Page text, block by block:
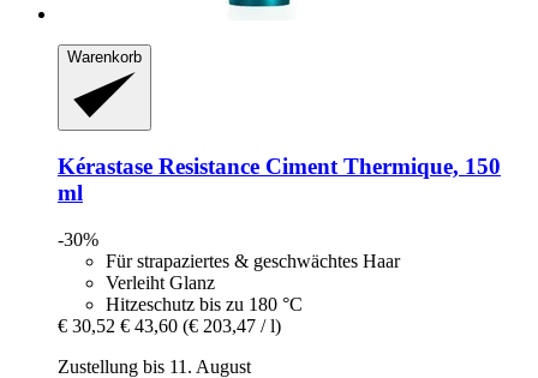
Warenkorb
Kérastase Resistance Ciment Thermique, 150
ml
-30%
Für strapaziertes & geschwächtes Haar
Verleiht Glanz
Hitzeschutz bis zu 180 °C
€ 30,52 € 43,60 (€ 203,47 / l)
Zustellung bis 11. August